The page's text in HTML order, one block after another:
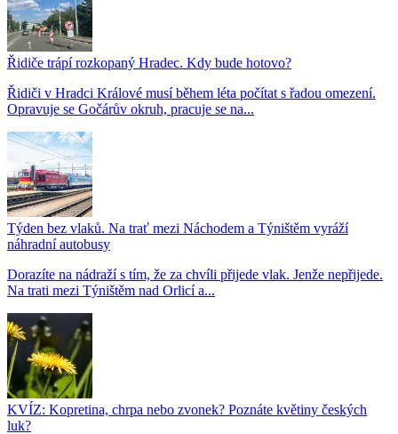
Řidiče trápí rozkopaný Hradec. Kdy bude hotovo?
Řidiči v Hradci Králové musí během léta počítat s řadou omezení.
Opravuje se Gočárův okruh, pracuje se na...
Týden bez vlaků. Na trať mezi Náchodem a Týništěm vyráží
náhradní autobusy
Dorazíte na nádraží s tím, že za chvíli přijede vlak. Jenže nepřijede.
Na trati mezi Týništěm nad Orlicí a...
KVÍZ: Kopretina, chrpa nebo zvonek? Poznáte květiny českých
luk?